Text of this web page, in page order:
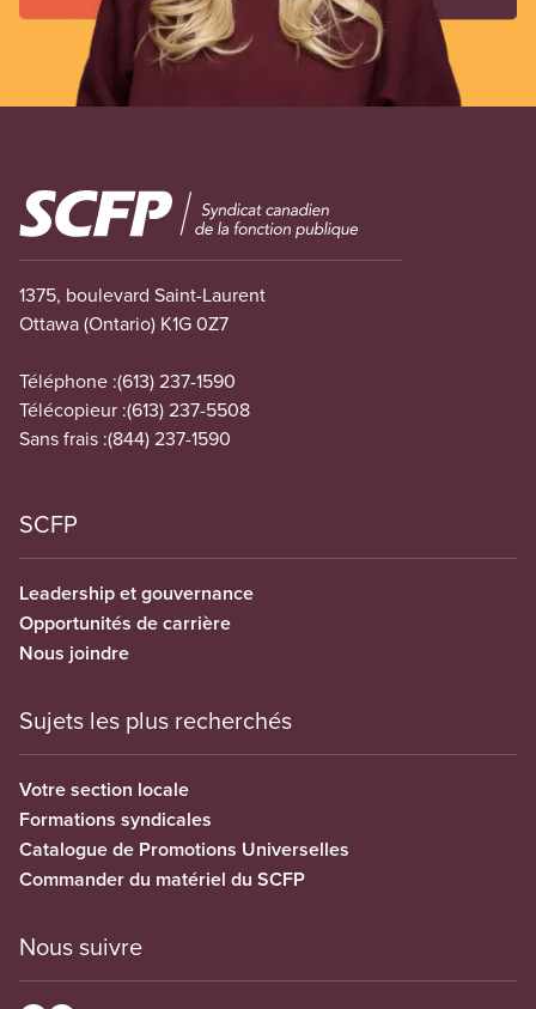
Image
1375, boulevard Saint-Laurent
Ottawa (Ontario) K1G 0Z7
Téléphone :(613) 237-1590
Télécopieur :(613) 237-5508
Sans frais :(844) 237-1590
SCFP
Leadership et gouvernance
Opportunités de carrière
Nous joindre
Sujets les plus recherchés
Votre section locale
Formations syndicales
Catalogue de Promotions Universelles
Commander du matériel du SCFP
Nous suivre